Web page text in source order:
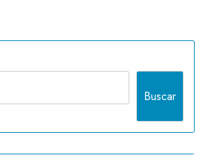
Buscar